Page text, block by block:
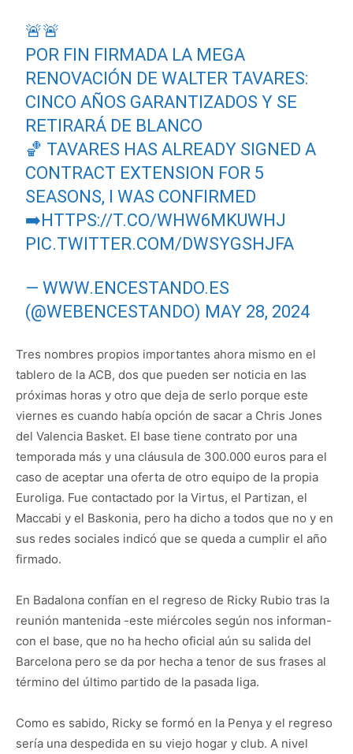
🚨🚨
POR FIN FIRMADA LA MEGA
RENOVACIÓN DE WALTER TAVARES:
CINCO AÑOS GARANTIZADOS Y SE
RETIRARÁ DE BLANCO
🏀 TAVARES HAS ALREADY SIGNED A
CONTRACT EXTENSION FOR 5
SEASONS, I WAS CONFIRMED
➡️HTTPS://T.CO/WHW6MKUWHJ
PIC.TWITTER.COM/DWSYGSHJFA
— WWW.ENCESTANDO.ES
(@WEBENCESTANDO) MAY 28, 2024
Tres nombres propios importantes ahora mismo en el
tablero de la ACB, dos que pueden ser noticia en las
próximas horas y otro que deja de serlo porque este
viernes es cuando había opción de sacar a Chris Jones
del Valencia Basket. El base tiene contrato por una
temporada más y una cláusula de 300.000 euros para el
caso de aceptar una oferta de otro equipo de la propia
Euroliga. Fue contactado por la Virtus, el Partizan, el
Maccabi y el Baskonia, pero ha dicho a todos que no y en
sus redes sociales indicó que se queda a cumplir el año
firmado.
En Badalona confían en el regreso de Ricky Rubio tras la
reunión mantenida -este miércoles según nos informan-
con el base, que no ha hecho oficial aún su salida del
Barcelona pero se da por hecha a tenor de sus frases al
término del último partido de la pasada liga.
Como es sabido, Ricky se formó en la Penya y el regreso
sería una despedida en su viejo hogar y club. A nivel